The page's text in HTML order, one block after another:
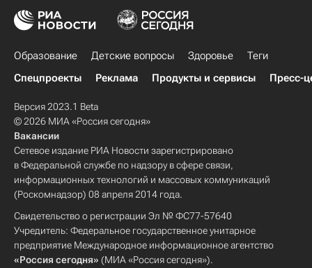
Образование Детские вопросы Здоровье
Теги
Спецпроекты
Реклама Продукты и сервисы Пресс-
Версия 2023.1 Beta
© 2026 МИА «Россия сегодня»
Вакансии
Сетевое издание РИА Новости зарегистрировано
в Федеральной службе по надзору в сфере связи,
информационных технологий и массовых коммуникаций
(Роскомнадзор) 08 апреля 2014 года.
Свидетельство о регистрации Эл № ФС77-57640
Учредитель: Федеральное государственное унитарное
предприятие Международное информационное агентство
«Россия сегодня» (МИА «Россия сегодня»).